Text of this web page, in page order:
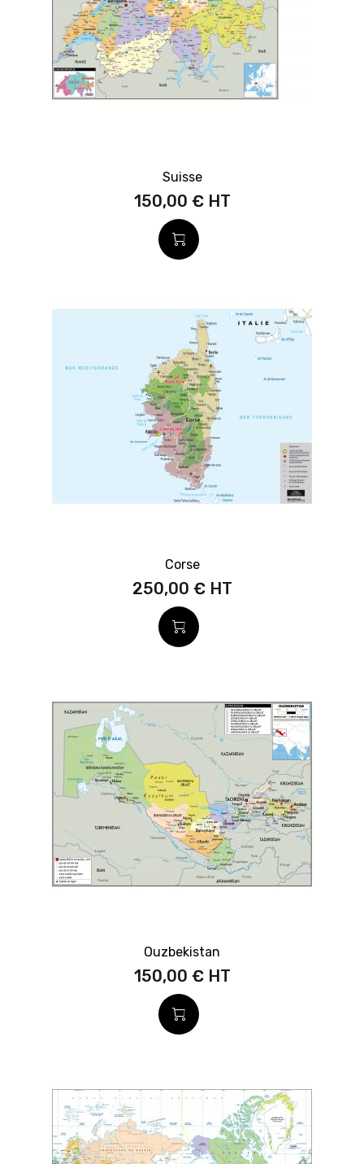
Suisse
150,00 €
Corse
250,00 €
Ouzbekistan
150,00 €